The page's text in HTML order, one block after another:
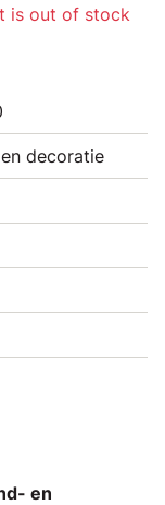
is out of stock
decoratie
en